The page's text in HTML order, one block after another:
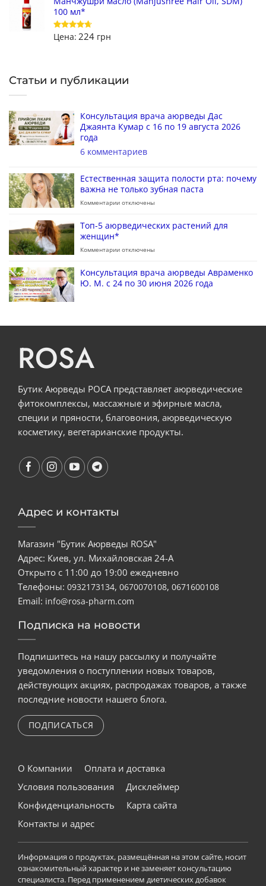
100 мл*
Оценка
4.67
Цена: 224 грн
Статьи и публикации
Консультация врача аюрведы Дас
Джаянта Кумар с 16 по 19 августа 2026
года
6 комментариев
Естественная защита полости рта: почему
важна не только зубная паста
Комментарии отключены
Топ-5 аюрведических растений для
женщин*
Комментарии отключены
Консультация врача аюрведы Авраменко
Ю. М. с 24 по 30 июня 2026 года
ROSA
Бутик Аюрведы РОСА представляет аюрведические
фитокомплексы, массажные и эфирные масла,
специи и пряности, благовония, аюрведическую
косметику, вегетарианские продукты.
Адрес и контакты
Магазин "Бутик Аюрведы ROSA"
Адрес: Киев, ул. Михайловская 24-А
Открыто с 11:00 до 19:00 ежедневно
Телефоны: 0932173134, 0670070108, 0671600108
Email: info@rosa-pharm.com
Подписка на новости
Подпишитесь на нашу рассылку и получайте
уведомления о поступлении новых товаров,
действующих акциях, распродажах товаров, а также
последние новости нашего блога.
ПОДПИСАТЬСЯ
О Компании
Оплата и доставка
Условия пользования
Дисклеймер
Конфиденциальность
Карта сайта
Контакты и адрес
Информация о продуктах, размещённая на этом сайте, носит
ознакомительный характер и не заменяет консультацию
специалиста. Перед применением диетических добавок